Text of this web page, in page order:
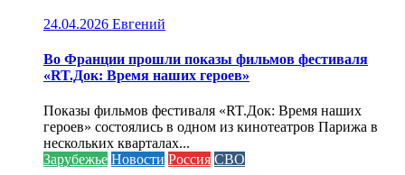
24.04.2026 Евгений
Во Франции прошли показы фильмов фестиваля
«RT.Док: Время наших героев»
Показы фильмов фестиваля «RT.Док: Время наших
героев» состоялись в одном из кинотеатров Парижа в
нескольких кварталах...
Зарубежье Новости Россия СВО